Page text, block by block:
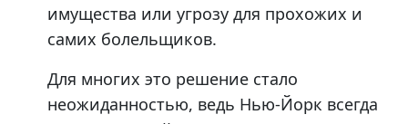
имущества или угрозу для прохожих и
самих болельщиков.
Для многих это решение стало
неожиданностью, ведь Нью-Йорк всегда